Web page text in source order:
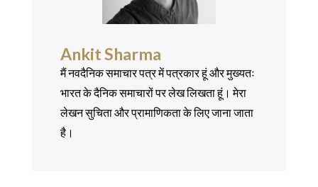
Ankit Sharma
मैं नवदैनिक समाचार पत्र में पत्रकार हूं और मुख्यतः
भारत के दैनिक समाचारों पर लेख लिखता हूं। मेरा
लेखन सुचिता और प्रामाणिकता के लिए जाना जाता
है।